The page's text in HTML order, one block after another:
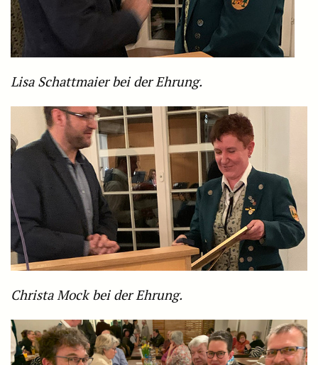
Lisa Schattmaier bei der Ehrung.
Christa Mock bei der Ehrung.